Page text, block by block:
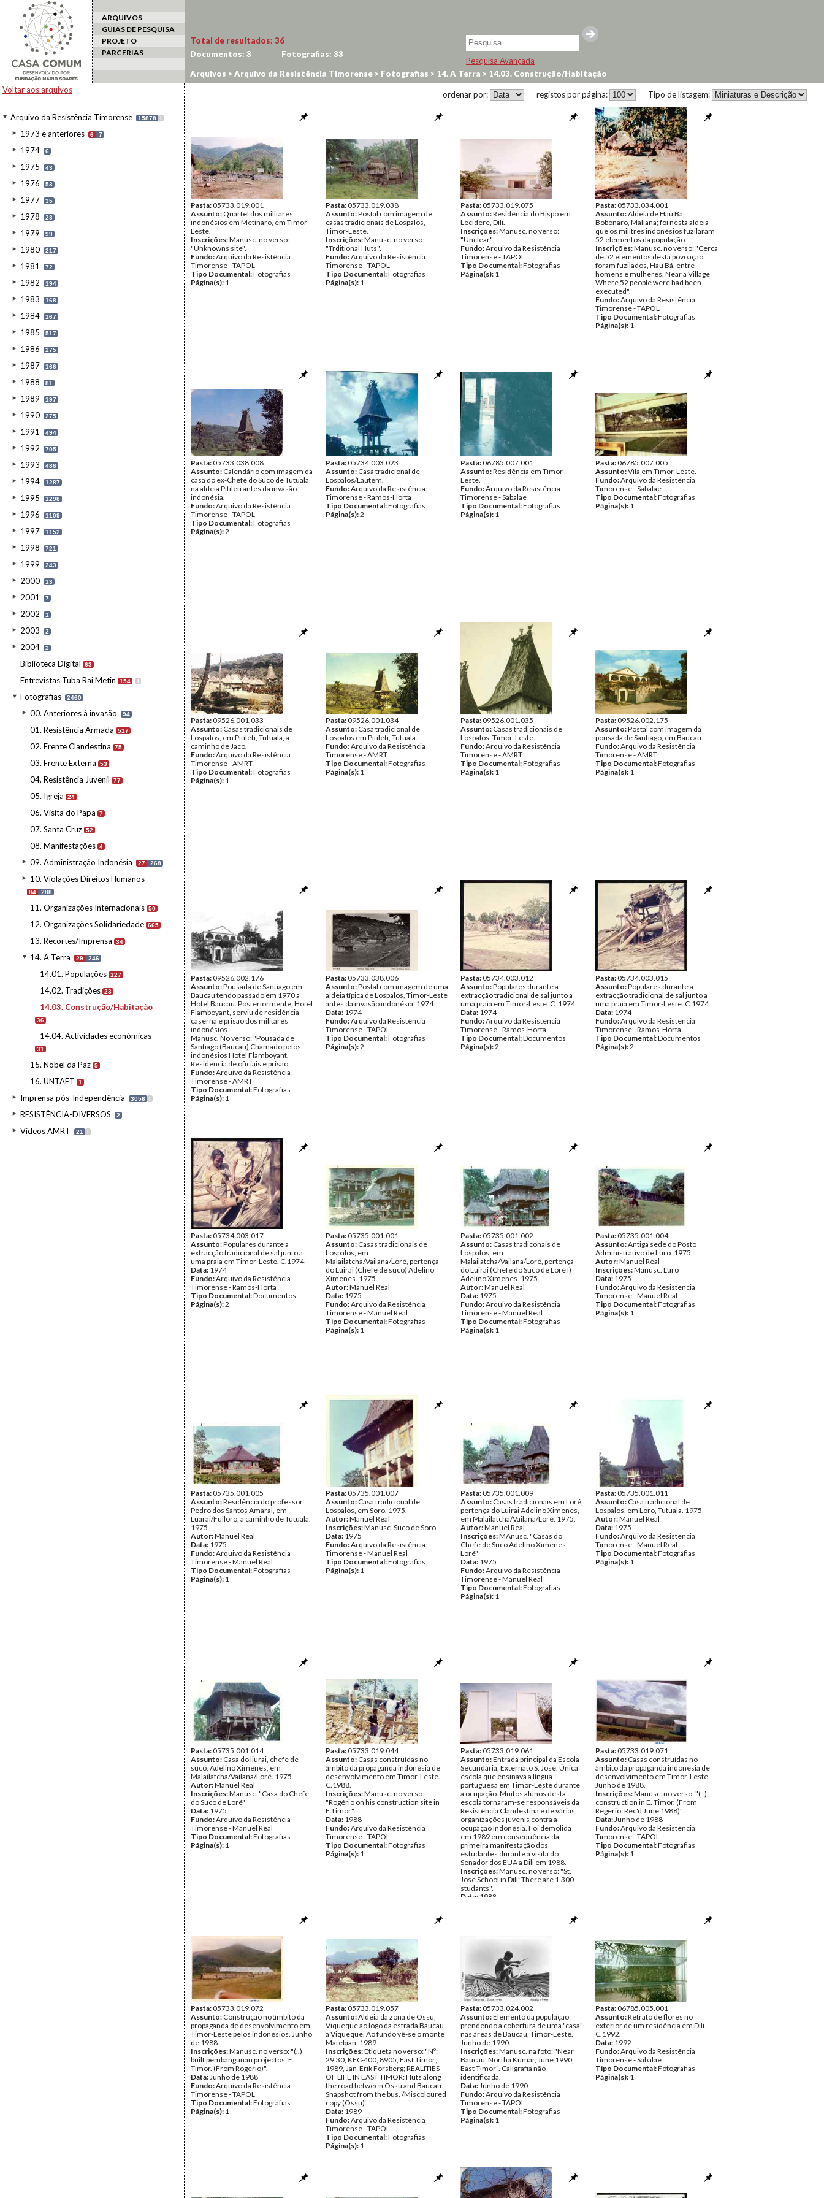
ARQUIVOS
GUIAS DE PESQUISA
PROJETO
PARCERIAS
Pesquisa Avançada
Voltar aos arquivos
Arquivo da Resistência Timorense 15878 I
1973 e anteriores 6 7
1974 6
1975 43
1976 53
1977 35
1978 28
1979 99
1980 217
1981 72
1982 194
1983 168
1984 167
1985 517
1986 275
1987 166
1988 81
1989 197
1990 275
1991 494
1992 705
1993 486
1994 1287
1995 1298
1996 1109
1997 1152
1998 721
1999 243
2000 13
2001 7
2002 1
2003 2
2004 2
Biblioteca Digital 63
Entrevistas Tuba Rai Metin 154 I
Fotografias 2460
00. Anteriores à invasão 94
01. Resistência Armada 517
02. Frente Clandestina 75
03. Frente Externa 53
04. Resistência Juvenil 77
05. Igreja 24
06. Visita do Papa 7
07. Santa Cruz 52
08. Manifestações 4
09. Administração Indonésia 27 268
10. Violações Direitos Humanos
84 288
11. Organizações Internacionais 50
12. Organizações Solidariedade 665
13. Recortes/Imprensa 34
14. A Terra 29 246
14.01. Populações 127
14.02. Tradições 23
14.03. Construção/Habitação
36
14.04. Actividades económicas
31
15. Nobel da Paz 5
16. UNTAET 1
Imprensa pós-Independência 3058 I
RESISTÊNCIA-DIVERSOS 2
Videos AMRT 21 I
Total de resultados: 36
Documentos: 3 Fotografias: 33
Arquivos >Arquivo da Resistência Timorense > Fotografias > 14. A Terra > 14.03. Construção/Habitação
Tipo de listagem:
registos por página:
ordenar por:
Pasta:05733.019.001
Assunto: Quartel dos militares
indonésios em Metinaro, em Timor-
Leste.
Inscrições:Manusc. no verso:
"Unknowns site".
Fundo:Arquivo da Resistência
Timorense - TAPOL
Tipo Documental:Fotografias
Página(s): 1
Pasta:05733.019.038
Assunto:Postal com imagem de
casas tradicionais de Lospalos,
Timor-Leste.
Inscrições:Manusc. no verso:
"Trditional Huts".
Fundo:Arquivo da Resistência
Timorense - TAPOL
Tipo Documental:Fotografias
Página(s): 1
Pasta:05733.019.075
Assunto:Residência do Bispo em
Lecidere, Dili.
Inscrições:Manusc. no verso:
"Unclear".
Fundo:Arquivo da Resistência
Timorense - TAPOL
Tipo Documental:Fotografias
Página(s): 1
Pasta:05733.034.001
Assunto:Aldeia de Hau Bá,
Bobonaro, Maliana; foi nesta aldeia
que os militres indonésios fuzilaram
52 elementos da população.
Inscrições:Manusc. no verso: "Cerca
de 52 elementos desta povoação
foram fuzilados, Hau Bá, entre
homens e mulheres. Near a Village
Where 52 people were had been
executed".
Fundo:Arquivo da Resistência
Timorense - TAPOL
Tipo Documental:Fotografias
Página(s): 1
Pasta:05733.038.008
Assunto: Calendário com imagem da
casa do ex-Chefe do Suco de Tutuala
na aldeia Pitileti antes da invasão
indonésia.
Fundo:Arquivo da Resistência
Timorense - TAPOL
Tipo Documental:Fotografias
Página(s):2
Pasta:05734.003.023
Assunto: Casa tradicional de
Lospalos/Lautém.
Fundo:Arquivo da Resistência
Timorense - Ramos-Horta
Tipo Documental:Fotografias
Página(s):2
Pasta:06785.007.001
Assunto:Residência em Timor-
Leste.
Fundo:Arquivo da Resistência
Timorense - Sabalae
Tipo Documental:Fotografias
Página(s): 1
Pasta:06785.007.005
Assunto:Vila em Timor-Leste.
Fundo:Arquivo da Resistência
Timorense - Sabalae
Tipo Documental:Fotografias
Página(s): 1
Pasta:09526.001.033
Assunto: Casas tradicionais de
Lospalos, em Pitileti, Tutuala, a
caminho de Jaco.
Fundo:Arquivo da Resistência
Timorense - AMRT
Tipo Documental:Fotografias
Página(s): 1
Pasta:09526.001.034
Assunto: Casa tradicional de
Lospalos em Pitileti, Tutuala.
Fundo:Arquivo da Resistência
Timorense - AMRT
Tipo Documental:Fotografias
Página(s): 1
Pasta:09526.001.035
Assunto: Casas tradicionais de
Lospalos, Timor-Leste.
Fundo:Arquivo da Resistência
Timorense - AMRT
Tipo Documental:Fotografias
Página(s): 1
Pasta:09526.002.175
Assunto:Postal com imagem da
pousada de Santiago, em Baucau.
Fundo:Arquivo da Resistência
Timorense - AMRT
Tipo Documental:Fotografias
Página(s): 1
Pasta:09526.002.176
Assunto:Pousada de Santiago em
Baucau tendo passado em 1970 a
Hotel Baucau. Posteriormente, Hotel
Flamboyant, serviu de residência-
caserna e prisão dos militares
indonésios.
Manusc. No verso: "Pousada de
Santiago (Baucau) Chamado pelos
indonésios Hotel Flamboyant.
Residencia de oficiais e prisão.
Fundo:Arquivo da Resistência
Timorense - AMRT
Tipo Documental:Fotografias
Página(s): 1
Pasta:05733.038.006
Assunto:Postal com imagem de uma
aldeia típica de Lospalos, Timor-Leste
antes da invasão indonésia. 1974.
Data: 1974
Fundo:Arquivo da Resistência
Timorense - TAPOL
Tipo Documental:Fotografias
Página(s):2
Pasta:05734.003.012
Assunto:Populares durante a
extracção tradicional de sal junto a
uma praia em Timor-Leste. C. 1974
Data: 1974
Fundo:Arquivo da Resistência
Timorense - Ramos-Horta
Tipo Documental:Documentos
Página(s):2
Pasta:05734.003.015
Assunto:Populares durante a
extracção tradicional de sal junto a
uma praia em Timor-Leste. C.1974
Data: 1974
Fundo:Arquivo da Resistência
Timorense - Ramos-Horta
Tipo Documental:Documentos
Página(s):2
Pasta:05734.003.017
Assunto:Populares durante a
extracção tradicional de sal junto a
uma praia em Timor-Leste. C.1974
Data: 1974
Fundo:Arquivo da Resistência
Timorense - Ramos-Horta
Tipo Documental:Documentos
Página(s):2
Pasta:05735.001.001
Assunto: Casas tradicionais de
Lospalos, em
Malailatcha/Vailana/Loré, pertença
do Luirai (Chefe de suco) Adelino
Ximenes. 1975.
Autor:Manuel Real
Data: 1975
Fundo:Arquivo da Resistência
Timorense - Manuel Real
Tipo Documental:Fotografias
Página(s): 1
Pasta:05735.001.002
Assunto: Casas tradiconais de
Lospalos, em
Malailatcha/Vailana/Loré, pertença
do Luirai (Chefe do Suco de Loré I)
Adelino Ximenes. 1975.
Autor:Manuel Real
Data: 1975
Fundo:Arquivo da Resistência
Timorense - Manuel Real
Tipo Documental:Fotografias
Página(s): 1
Pasta:05735.001.004
Assunto:Antiga sede do Posto
Administrativo de Luro. 1975.
Autor:Manuel Real
Inscrições:Manusc. Luro
Data: 1975
Fundo:Arquivo da Resistência
Timorense - Manuel Real
Tipo Documental:Fotografias
Página(s): 1
Pasta:05735.001.005
Assunto:Residência do professor
Pedro dos Santos Amaral, em
Luarai/Fuiloro, a caminho de Tutuala.
1975
Autor:Manuel Real
Data: 1975
Fundo:Arquivo da Resistência
Timorense - Manuel Real
Tipo Documental:Fotografias
Página(s): 1
Pasta:05735.001.007
Assunto: Casa tradicional de
Lospalos, em Soro. 1975.
Autor:Manuel Real
Inscrições:Manusc. Suco de Soro
Data: 1975
Fundo:Arquivo da Resistência
Timorense - Manuel Real
Tipo Documental:Fotografias
Página(s): 1
Pasta:05735.001.009
Assunto: Casas tradicionais em Loré,
pertença do Luirai Adelino Ximenes,
em Malailatcha/Vailana/Loré. 1975.
Autor:Manuel Real
Inscrições:MAnusc. "Casas do
Chefe de Suco Adelino Ximenes,
Loré"
Data: 1975
Fundo:Arquivo da Resistência
Timorense - Manuel Real
Tipo Documental:Fotografias
Página(s): 1
Pasta:05735.001.011
Assunto: Casa tradicional de
Lospalos, em Loro, Tutuala. 1975
Autor:Manuel Real
Data: 1975
Fundo:Arquivo da Resistência
Timorense - Manuel Real
Tipo Documental:Fotografias
Página(s): 1
Pasta:05735.001.014
Assunto: Casa do liurai, chefe de
suco, Adelino Ximenes, em
Malailatcha/Vailana/Loré. 1975.
Autor:Manuel Real
Inscrições:Manusc. "Casa do Chefe
do Suco de Loré"
Data: 1975
Fundo:Arquivo da Resistência
Timorense - Manuel Real
Tipo Documental:Fotografias
Página(s): 1
Pasta:05733.019.044
Assunto: Casas construídas no
âmbito da propaganda indonésia de
desenvolvimento em Timor-Leste.
C.1988.
Inscrições:Manusc. no verso:
"Rogério on his construction site in
E.Timor".
Data: 1988
Fundo:Arquivo da Resistência
Timorense - TAPOL
Tipo Documental:Fotografias
Página(s): 1
Pasta:05733.019.061
Assunto:Entrada principal da Escola
Secundária, Externato S. José. Única
escola que ensinava a língua
portuguesa em Timor-Leste durante
a ocupação. Muitos alunos desta
escola tornaram-se responsáveis da
Resistência Clandestina e de várias
organizações juvenis contra a
ocupação Indonésia. Foi demolida
em 1989 em consequência da
primeira manifestação dos
estudantes durante a visita do
Senador dos EUA a Dili em 1988.
Inscrições:Manusc. no verso: "St.
Jose School in Dili; There are 1.300
studants".
Data: 1988
Pasta:05733.019.071
Assunto: Casas construídas no
âmbito da propaganda indonésia de
desenvolvimento em Timor-Leste.
Junho de 1988.
Inscrições:Manusc. no verso: "(..)
construction in E. Timor. (From
Regerio. Rec'd June 1988)".
Data:Junho de 1988
Fundo:Arquivo da Resistência
Timorense - TAPOL
Tipo Documental:Fotografias
Página(s): 1
Pasta:05733.019.072
Assunto: Construção no âmbito da
propaganda de desenvolvimento em
Timor-Leste pelos indonésios. Junho
de 1988.
Inscrições:Manusc. no verso: "(..)
built pembangunan projectos. E.
Timor. (From Rogerio)".
Data:Junho de 1988
Fundo:Arquivo da Resistência
Timorense - TAPOL
Tipo Documental:Fotografias
Página(s): 1
Pasta:05733.019.057
Assunto:Aldeia da zona de Ossú,
Viqueque ao logo da estrada Baucau
a Viqueque. Ao fundo vê-se o monte
Matebian. 1989.
Inscrições:Etiqueta no verso: "Nº:
29:30, KEC-400, 8905, East Timor;
1989, Jan-Erik Forsberg; REALITIES
OF LIFE IN EAST TIMOR: Huts along
the road between Ossu and Baucau.
Snapshot from the bus. /Miscoloured
copy (Ossu).
Data: 1989
Fundo:Arquivo da Resistência
Timorense - TAPOL
Tipo Documental:Fotografias
Página(s): 1
Pasta:05733.024.002
Assunto:Elemento da população
prendendo a cobertura de uma "casa"
nas áreas de Baucau, Timor-Leste.
Junho de 1990.
Inscrições:Manusc. na foto: "Near
Baucau, Northa Kumar, June 1990,
East Timor". Caligrafia não
identificada.
Data:Junho de 1990
Fundo:Arquivo da Resistência
Timorense - TAPOL
Tipo Documental:Fotografias
Página(s): 1
Pasta:06785.005.001
Assunto:Retrato de flores no
exterior de um residência em Dili.
C.1992.
Data: 1992
Fundo:Arquivo da Resistência
Timorense - Sabalae
Tipo Documental:Fotografias
Página(s): 1